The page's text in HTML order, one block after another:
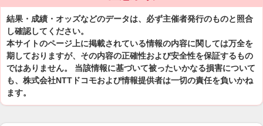
結果・成績・オッズなどのデータは、必ず主催者発行のものと照合
し確認してください。
本サイトのページ上に掲載されている情報の内容に関しては万全を
期しておりますが、その内容の正確性および安全性を保証するもの
ではありません。 当該情報に基づいて被ったいかなる損害について
も、株式会社NTTドコモおよび情報提供者は一切の責任を負いかね
ます。